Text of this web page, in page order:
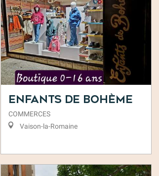
Enfants de Bohème
COMMERCES
Vaison-la-Romaine